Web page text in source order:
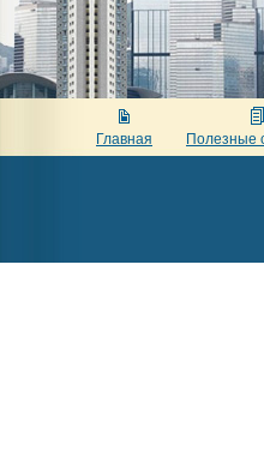
Главная Полезные